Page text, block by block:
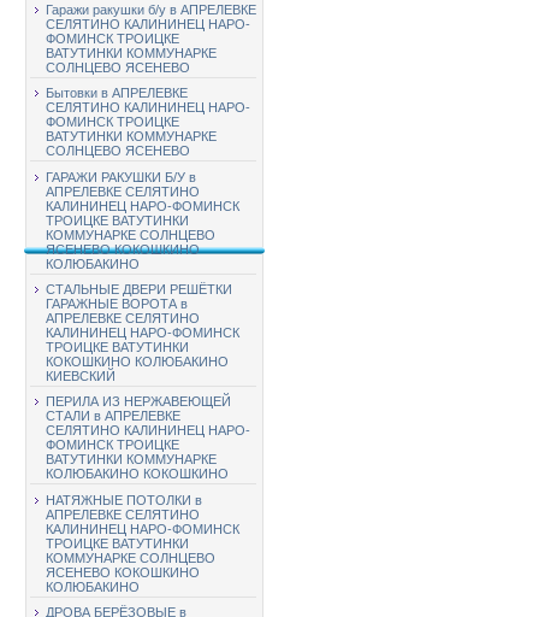
Гаражи ракушки б/у в АПРЕЛЕВКЕ
СЕЛЯТИНО КАЛИНИНЕЦ НАРО-
ФОМИНСК ТРОИЦКЕ
ВАТУТИНКИ КОММУНАРКЕ
СОЛНЦЕВО ЯСЕНЕВО
Бытовки в АПРЕЛЕВКЕ
СЕЛЯТИНО КАЛИНИНЕЦ НАРО-
ФОМИНСК ТРОИЦКЕ
ВАТУТИНКИ КОММУНАРКЕ
СОЛНЦЕВО ЯСЕНЕВО
ГАРАЖИ РАКУШКИ Б/У в
АПРЕЛЕВКЕ СЕЛЯТИНО
КАЛИНИНЕЦ НАРО-ФОМИНСК
ТРОИЦКЕ ВАТУТИНКИ
КОММУНАРКЕ СОЛНЦЕВО
ЯСЕНЕВО КОКОШКИНО
КОЛЮБАКИНО
СТАЛЬНЫЕ ДВЕРИ РЕШЁТКИ
ГАРАЖНЫЕ ВОРОТА в
АПРЕЛЕВКЕ СЕЛЯТИНО
КАЛИНИНЕЦ НАРО-ФОМИНСК
ТРОИЦКЕ ВАТУТИНКИ
КОКОШКИНО КОЛЮБАКИНО
КИЕВСКИЙ
ПЕРИЛА ИЗ НЕРЖАВЕЮЩЕЙ
СТАЛИ в АПРЕЛЕВКЕ
СЕЛЯТИНО КАЛИНИНЕЦ НАРО-
ФОМИНСК ТРОИЦКЕ
ВАТУТИНКИ КОММУНАРКЕ
КОЛЮБАКИНО КОКОШКИНО
НАТЯЖНЫЕ ПОТОЛКИ в
АПРЕЛЕВКЕ СЕЛЯТИНО
КАЛИНИНЕЦ НАРО-ФОМИНСК
ТРОИЦКЕ ВАТУТИНКИ
КОММУНАРКЕ СОЛНЦЕВО
ЯСЕНЕВО КОКОШКИНО
КОЛЮБАКИНО
ДРОВА БЕРЁЗОВЫЕ в